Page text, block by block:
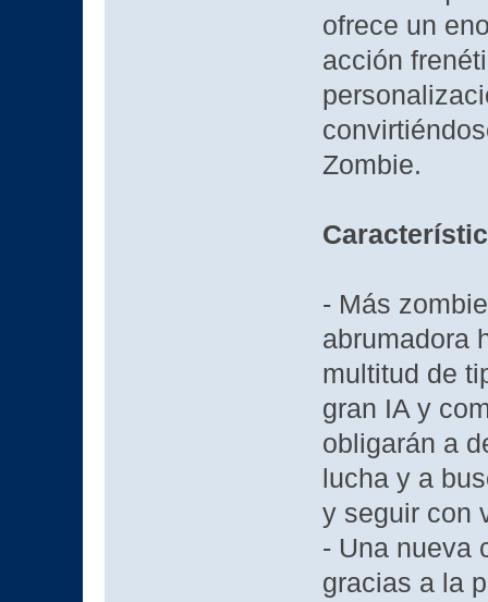
ofrece un
acción
Zombie.
- Más
abrumadora
multitud de
gran IA y
obligarán a
lucha y a
y seguir con
- Una nueva
gracias a la